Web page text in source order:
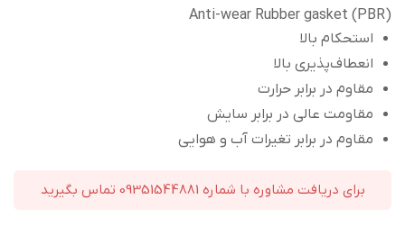
Anti-wear Rubber gasket (PBR)
استحکام بالا
انعطاف‌پذیری بالا
مقاوم در برابر حرارت
مقاومت عالی در برابر سایش
مقاوم در برابر تغیرات آب و هوایی
برای دریافت مشاوره با شماره 09351544881 تماس بگیرید